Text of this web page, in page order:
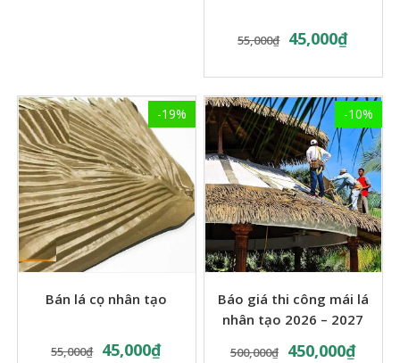
55,000₫ 45,000₫
-19%
Bán lá cọ nhân tạo
55,000₫ 45,000₫
-10%
Báo giá thi công mái lá
nhân tạo 2026 – 2027
500,000₫ 450,000₫